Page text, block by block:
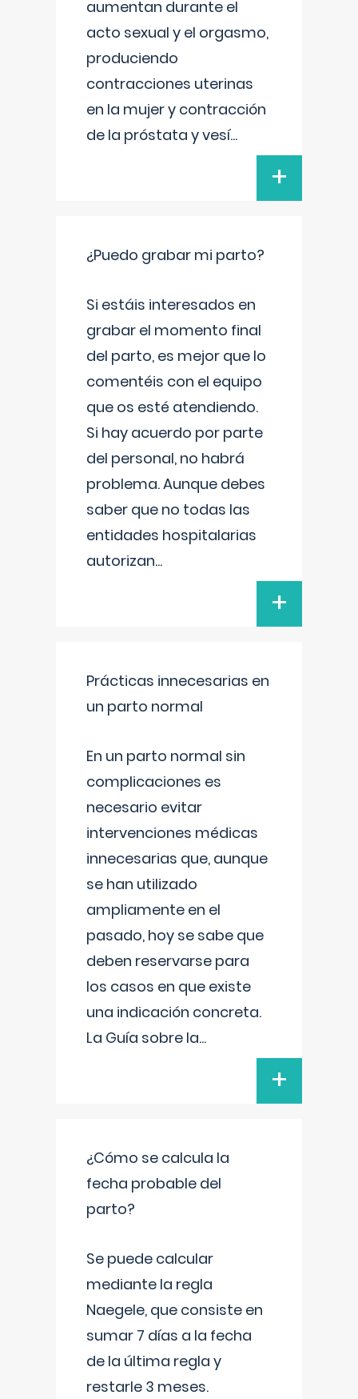
aumentan durante el
acto sexual y el orgasmo,
produciendo
contracciones uterinas
en la mujer y contracción
de la próstata y vesí...
+
¿Puedo grabar mi parto?
Si estáis interesados en
grabar el momento final
del parto, es mejor que lo
comentéis con el equipo
que os esté atendiendo.
Si hay acuerdo por parte
del personal, no habrá
problema. Aunque debes
saber que no todas las
entidades hospitalarias
autorizan...
+
Prácticas innecesarias en
un parto normal
En un parto normal sin
complicaciones es
necesario evitar
intervenciones médicas
innecesarias que, aunque
se han utilizado
ampliamente en el
pasado, hoy se sabe que
deben reservarse para
los casos en que existe
una indicación concreta.
La Guía sobre la...
+
¿Cómo se calcula la
fecha probable del
parto?
Se puede calcular
mediante la regla
Naegele, que consiste en
sumar 7 días a la fecha
de la última regla y
restarle 3 meses.